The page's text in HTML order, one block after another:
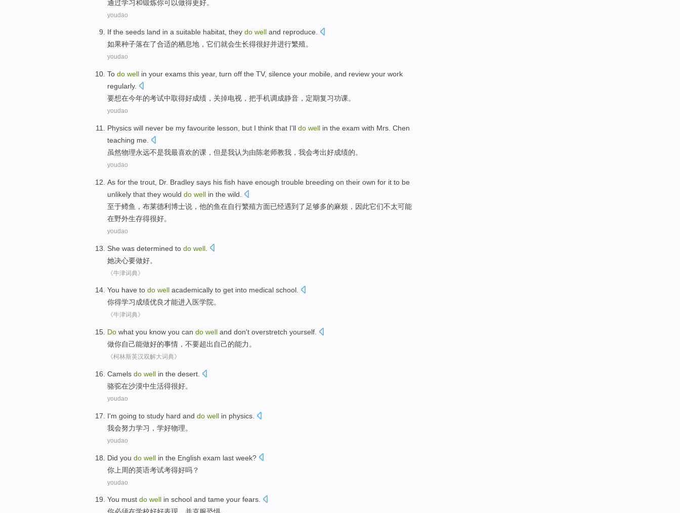
通过学习和锻炼你可以做得更好。
youdao
If the seeds land in a suitable habitat, they do well and reproduce.
如果种子落在了合适的栖息地 ， 它们就会生长得很好并进行繁殖。
youdao
To do well in your exams this year, turn off the TV, silence your mobile , and review your work
regularly.
要想在今年的考试中取得好成绩 ， 关掉电视 ，把手机调成静音 ，定期复习功课。
youdao
Physics will never be my favourite lesson but I think that I'll do well in the exam with Mrs. Chen
teaching me
虽然物理永远不是我最喜欢的课 ， 但是我认为由陈老师教我，我会考出好成绩的。
youdao
As for the trout Dr. Bradley says his fish have enough trouble breeding on their own for it to be
unlikely that they would do well in the wild
至于鳟鱼 ， 布莱德利 博士说， 他的鱼在自行繁殖方面已经遇到 了足够多的麻烦 ，因此它们不太可能
在野外生存得很好。
youdao
She was determined to do well
她决心要做好。
《牛津词典》
You have to do well academically to get into medical school.
你得学习成绩优良才能进入医学院。
《牛津词典》
Do what you know you can do well and don't overstretch yourself
做你自己能做好的事情， 不要超出 自己的能力。
《柯林斯英汉双解大词典》
Camels do well in the desert.
骆驼在沙漠中生活得很好。
youdao
I'm going to study hard and do well in physics.
我会努力学习，学好物理。
youdao
Did you do well in the English exam last week?
你 上周的英语考试考得好吗？
youdao
You must do well in school and tame your fears.